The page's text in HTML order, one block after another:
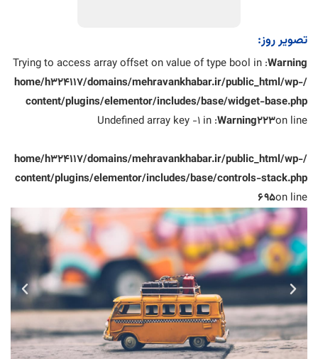
تصویر روز:
Warning
: Trying to access array offset on value of type bool in
/home/h324117/domains/mehravankhabar.ir/public_html/wp-
content/plugins/elementor/includes/base/widget-base.php
on line
223
Warning
: Undefined array key -1 in
/home/h324117/domains/mehravankhabar.ir/public_html/wp-
content/plugins/elementor/includes/base/controls-stack.php
on line
695